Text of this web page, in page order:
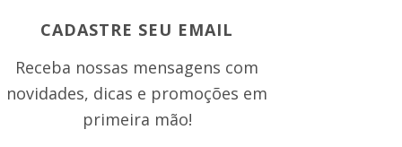
CADASTRE SEU EMAIL
Receba nossas mensagens com
novidades, dicas e promoções em
primeira mão!